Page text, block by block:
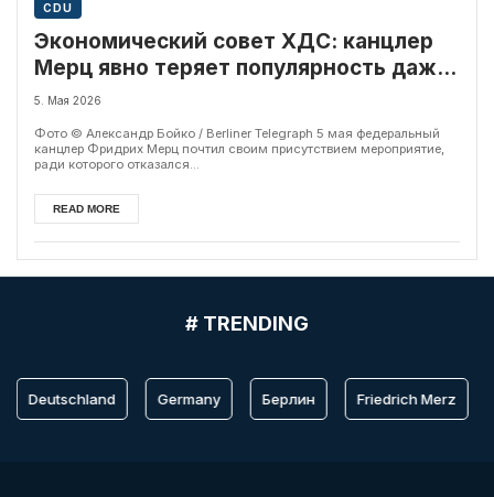
CDU
Экономический совет ХДС: канцлер
Мерц явно теряет популярность даже
в рядах собственной партии
5. Мая 2026
Фото © Александр Бойко / Berliner Telegraph 5 мая федеральный
канцлер Фридрих Мерц почтил своим присутствием мероприятие,
ради которого отказался...
READ MORE
# TRENDING
Deutschland Germany Берлин Friedrich Merz